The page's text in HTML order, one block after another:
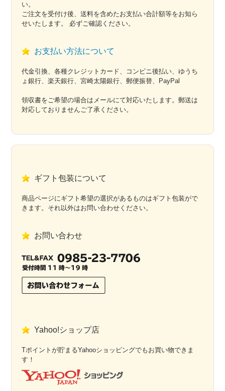
い。
ご注文を受付け後、送料を含めたお支払い合計額等をお知ら
せいたします。 必ずご確認ください。
お支払い方法について
代金引換、各種クレジットカード、コンビニ後払い、ゆうち
ょ銀行、楽天銀行、宮崎太陽銀行、郵便振替、PayPal
領収書をご希望の場合はメールにて対応いたします。郵送は
対応しておりませんご了承ください。
ギフト包装について
商品ページにギフト希望の選択があるものはギフト包装がで
きます。それ以外はお問い合わせください。
お問い合わせ
Yahoo!ショップ店
Tポイントが貯まるYahooショッピングでもお買い物できま
す！